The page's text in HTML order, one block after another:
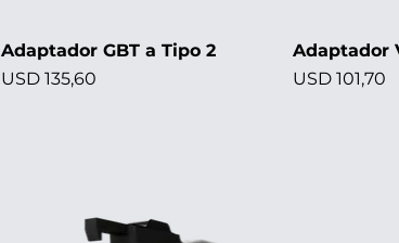
Adaptador GBT a Tipo 2
Precio
USD 135,60
Adaptador
Precio
USD 101,70